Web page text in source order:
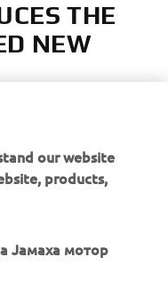
THE
NEW
YZF-R3 that
technology and
twin-cylinder
for navigating cross-
user-friendly
race-inspired
our website
products,
Јамаха мотор